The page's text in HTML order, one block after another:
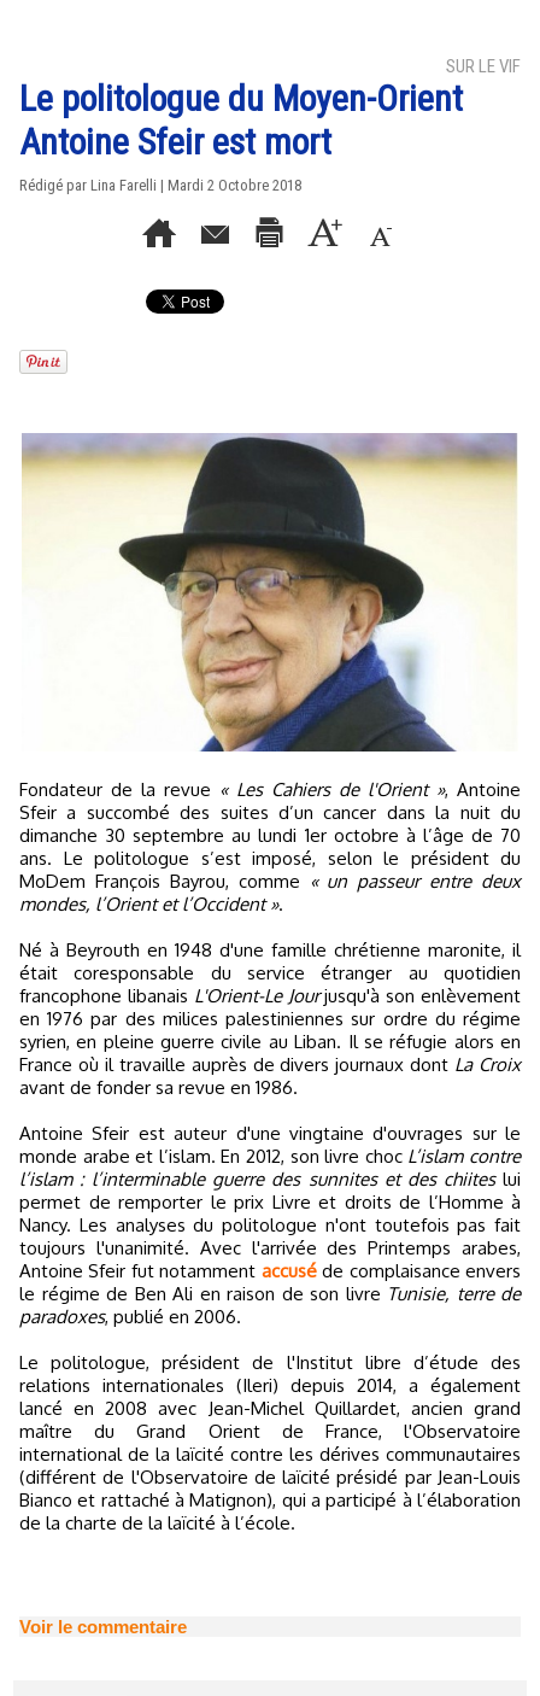
SUR LE VIF
Le politologue du Moyen-Orient
Antoine Sfeir est mort
Rédigé par Lina Farelli | Mardi 2 Octobre 2018
Fondateur de la revue « Les Cahiers de l'Orient », Antoine
Sfeir a succombé des suites d’un cancer dans la nuit du
dimanche 30 septembre au lundi 1er octobre à l’âge de 70
ans. Le politologue s’est imposé, selon le président du
MoDem François Bayrou, comme « un passeur entre deux
mondes, l’Orient et l’Occident ».
Né à Beyrouth en 1948 d'une famille chrétienne maronite, il
était coresponsable du service étranger au quotidien
francophone libanais L'Orient-Le Jourjusqu'à son enlèvement
en 1976 par des milices palestiniennes sur ordre du régime
syrien, en pleine guerre civile au Liban. Il se réfugie alors en
France où il travaille auprès de divers journaux dont La Croix
avant de fonder sa revue en 1986.
Antoine Sfeir est auteur d'une vingtaine d'ouvrages sur le
monde arabe et l’islam. En 2012, son livre choc L’islam contre
l’islam : l’interminable guerre des sunnites et des chiiteslui
permet de remporter le prix Livre et droits de l’Homme à
Nancy. Les analyses du politologue n'ont toutefois pas fait
toujours l'unanimité. Avec l'arrivée des Printemps arabes,
Antoine Sfeir fut notamment accuséde complaisance envers
le régime de Ben Ali en raison de son livre Tunisie, terre de
paradoxes, publié en 2006.
Le politologue, président de l'Institut libre d’étude des
relations internationales (Ileri) depuis 2014, a également
lancé en 2008 avec Jean-Michel Quillardet, ancien grand
maître du Grand Orient de France, l'Observatoire
international de la laïcité contre les dérives communautaires
(différent de l'Observatoire de laïcité présidé par Jean-Louis
Bianco et rattaché à Matignon), qui a participé à l’élaboration
de la charte de la laïcité à l’école.
Voir le commentaire